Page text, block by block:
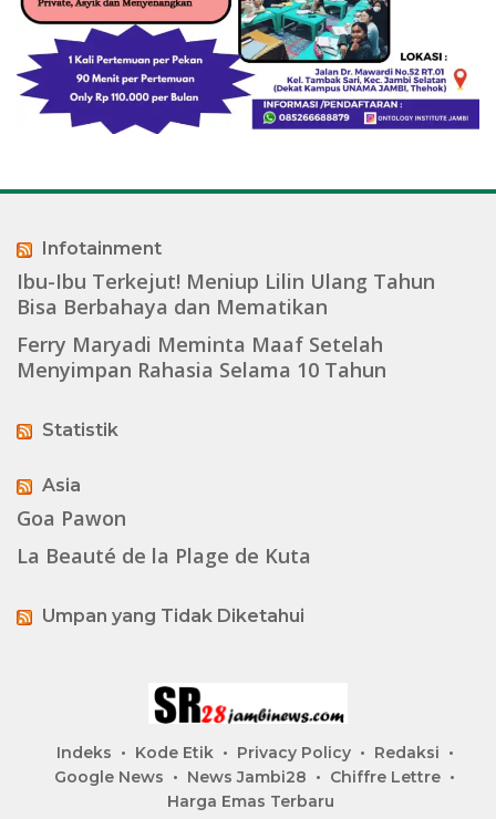
Infotainment
Ibu-Ibu Terkejut! Meniup Lilin Ulang Tahun
Bisa Berbahaya dan Mematikan
Ferry Maryadi Meminta Maaf Setelah
Menyimpan Rahasia Selama 10 Tahun
Statistik
Asia
Goa Pawon
La Beauté de la Plage de Kuta
Umpan yang Tidak Diketahui
Indeks Kode Etik Privacy Policy
Redaksi
Google News
News Jambi28
Chiffre Lettre
Harga Emas Terbaru